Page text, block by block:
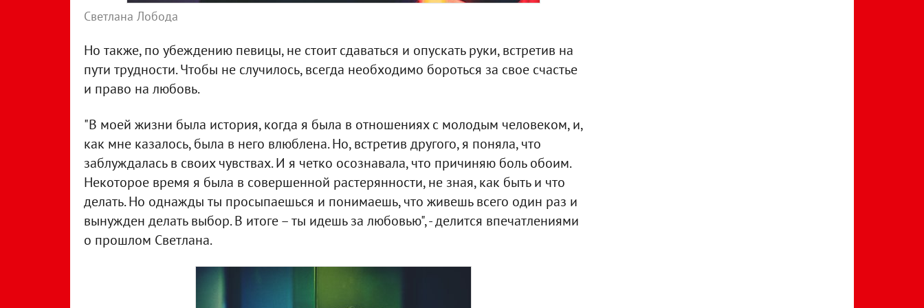
Светлана Лобода
Но также, по убеждению певицы, не стоит сдаваться и опускать руки, встретив на
пути трудности. Чтобы не случилось, всегда необходимо бороться за свое счастье
и право на любовь.
"В моей жизни была история, когда я была в отношениях с молодым человеком, и,
как мне казалось, была в него влюблена. Но, встретив другого, я поняла, что
заблуждалась в своих чувствах. И я четко осознавала, что причиняю боль обоим.
Некоторое время я была в совершенной растерянности, не зная, как быть и что
делать. Но однажды ты просыпаешься и понимаешь, что живешь всего один раз и
вынужден делать выбор. В итоге – ты идешь за любовью", - делится впечатлениями
о прошлом Светлана.